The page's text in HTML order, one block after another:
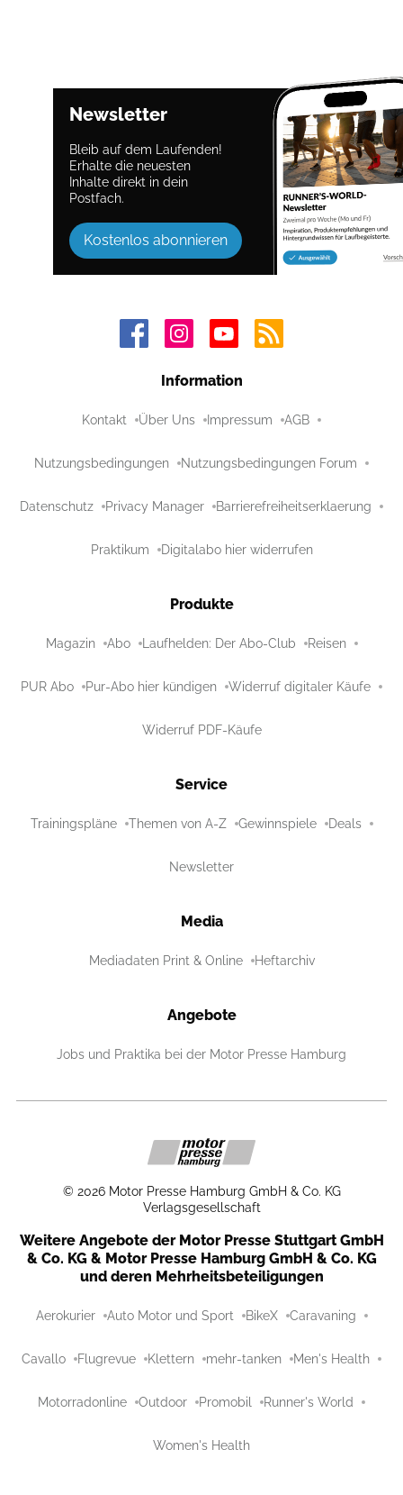
Newsletter
Bleib auf dem Laufenden!
Erhalte die neuesten
Inhalte direkt in dein
Postfach.
Kostenlos abonnieren
Information
Kontakt Über Uns Impressum AGB
Nutzungsbedingungen Nutzungsbedingungen Forum
Datenschutz Privacy Manager Barrierefreiheitserklaerung
Praktikum Digitalabo hier widerrufen
Produkte
Magazin Abo Laufhelden: Der Abo-Club Reisen
PUR Abo Pur-Abo hier kündigen Widerruf digitaler Käufe
Widerruf PDF-Käufe
Service
Trainingspläne Themen von A-Z Gewinnspiele Deals
Newsletter
Media
Mediadaten Print & Online Heftarchiv
Angebote
Jobs und Praktika bei der Motor Presse Hamburg
© 2026 Motor Presse Hamburg GmbH & Co. KG
Verlagsgesellschaft
Weitere Angebote der Motor Presse Stuttgart GmbH
& Co. KG & Motor Presse Hamburg GmbH & Co. KG
und deren Mehrheitsbeteiligungen
Aerokurier Auto Motor und Sport BikeX Caravaning
Cavallo Flugrevue Klettern mehr-tanken Men's Health
Motorradonline Outdoor Promobil Runner's World
Women's Health